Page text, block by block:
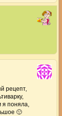
рецепт,
поняла,
🙂